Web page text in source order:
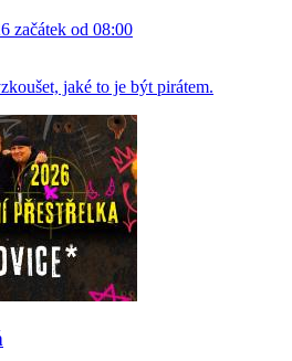
začátek od 08:00
jaké to je být pirátem.